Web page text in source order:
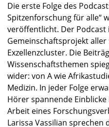
Die erste Folge des
Spitzenforschung für alle“
veröffentlicht. Der Podcast
Gemeinschaftsprojekt aller
Exzellenzcluster. Die
Wissenschaftsthemen
wider: von A wie
Medizin. In jeder Folge
Hörer spannende
Arbeit eines
Larissa Vassilian sprechen